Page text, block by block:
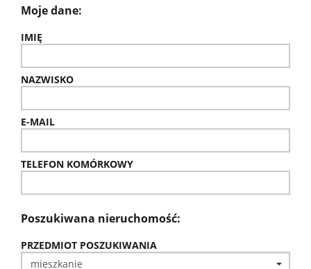
Moje dane:
IMIĘ
NAZWISKO
E-MAIL
TELEFON KOMÓRKOWY
Poszukiwana nieruchomość:
PRZEDMIOT POSZUKIWANIA